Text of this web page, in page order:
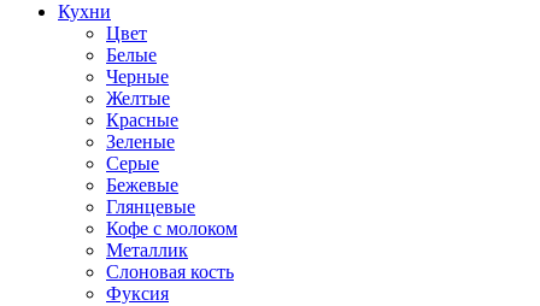
Кухни
Цвет
Белые
Черные
Желтые
Красные
Зеленые
Серые
Бежевые
Глянцевые
Кофе с молоком
Металлик
Слоновая кость
Фуксия